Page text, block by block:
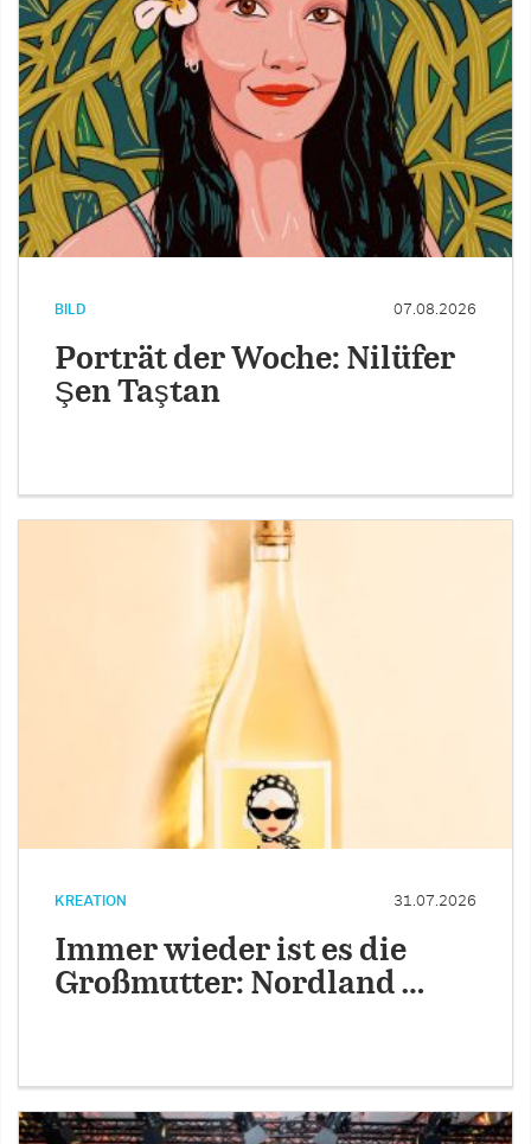
BILD 07.08.2026
Porträt der Woche: Nilüfer
Şen Taştan
KREATION 31.07.2026
Immer wieder ist es die
Großmutter: Nordland …